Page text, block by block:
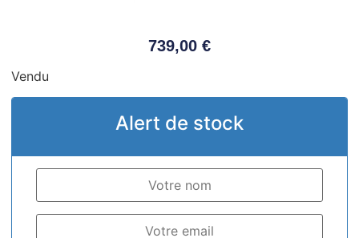
739,00 €
Vendu
Alert de stock